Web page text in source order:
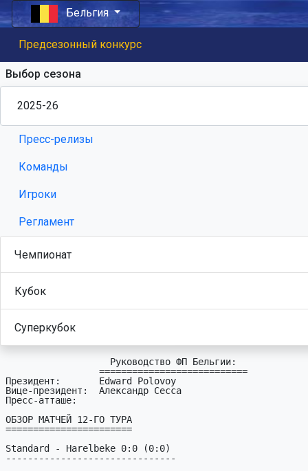
Бельгия
Предсезонный конкурс
Выбор сезона
Пресс-релизы
Команды
Игроки
Регламент
Чемпионат
Кубок
Суперкубок
Президент:       Edward Polovoy
Вице-президент:  Александр Сесса
Пресс-атташе:
ОБЗОР МАТЧЕЙ 12-ГО ТУРА
=======================
Standard - Harelbeke 0:0 (0:0)
-------------------------------